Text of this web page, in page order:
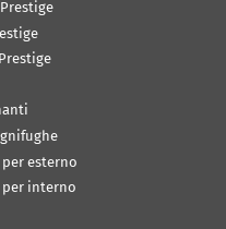
esterno
interno